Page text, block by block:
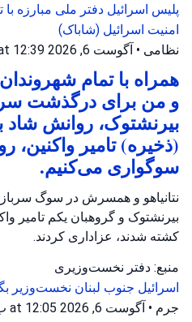
پلیس اسرائیل دفتر ملی مبارزه
امنیت اسرائیل (شاباک)
نظامی • آگوست 6, 2026 at 12:39 ب.ظ
همراه با تمام
و من برای درگذشت
بیرنشتوک، روانش شاد
(ذخیره) تامیر واکنین،
سوگواری می‌کنیم.
نتانیاهو و همسرش در سوگ
بیرنشتوک و گروهبان یکم تامیر
کشته شدند، عزاداری کردند.
منبع: دفتر نخست‌وزیری
اسرائیل جنوب لبنان نخست‌وزیر
جرم • آگوست 6, 2026 at 12:05 ب.ظ